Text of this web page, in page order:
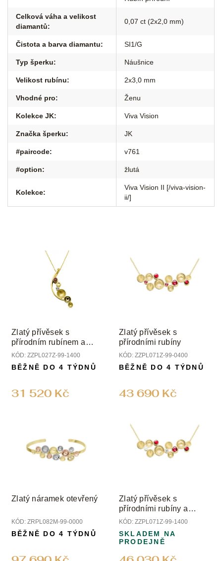
Celková váha a velikost
diamantů:
0,07 ct (2x2,0 mm)
Čistota a barva diamantu: SI1/G
Typ šperku: Náušnice
Velikost rubínu: 2x3,0 mm
Vhodné pro: Ženu
Kolekce JK: Viva Vision
Značka šperku: JK
#paircode: v761
#option: žlutá
Kolekce:
Viva Vision II [/viva-vision-
ii/]
Zlatý přívěsek s
přírodním rubínem a
diamantem
KÓD: ZZPL027Z-99-1400
31 520 Kč
BĚŽNĚ DO 4 TÝDNŮ
Zlatý přívěsek s
přírodními rubíny
KÓD: ZZPL071Z-99-0400
43 690 Kč
BĚŽNĚ DO 4 TÝDNŮ
Zlatý náramek otevřený
KÓD: ZRPL082M-99-0000
BĚŽNĚ DO 4 TÝDNŮ
Zlatý přívěsek s
přírodními rubíny a
diamanty
KÓD: ZZPL071Z-99-1400
SKLADEM NA
PRODEJNĚ